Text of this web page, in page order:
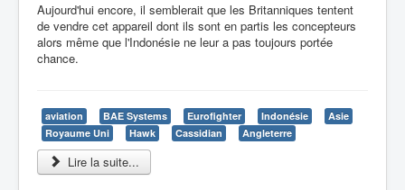
Aujourd'hui encore, il semblerait que les Britanniques tentent
de vendre cet appareil dont ils sont en partis les concepteurs
alors même que l'Indonésie ne leur a pas toujours portée
chance.
aviation BAE Systems Eurofighter Indonésie
Asie
Royaume Uni
Hawk Cassidian Angleterre
Lire la suite...